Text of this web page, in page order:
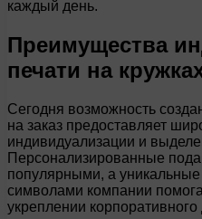
каждый день.
Преимущества
печати на
Сегодня возможность
на заказ предоставляет
индивидуализации и
Персонализированные
популярными, а
символами компании
укреплении корпоративного